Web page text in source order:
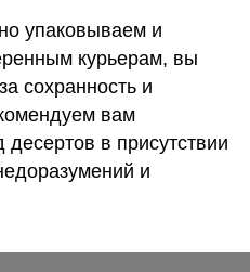
упаковываем и
курьерам, вы
сохранность и
вам
в присутствии
и